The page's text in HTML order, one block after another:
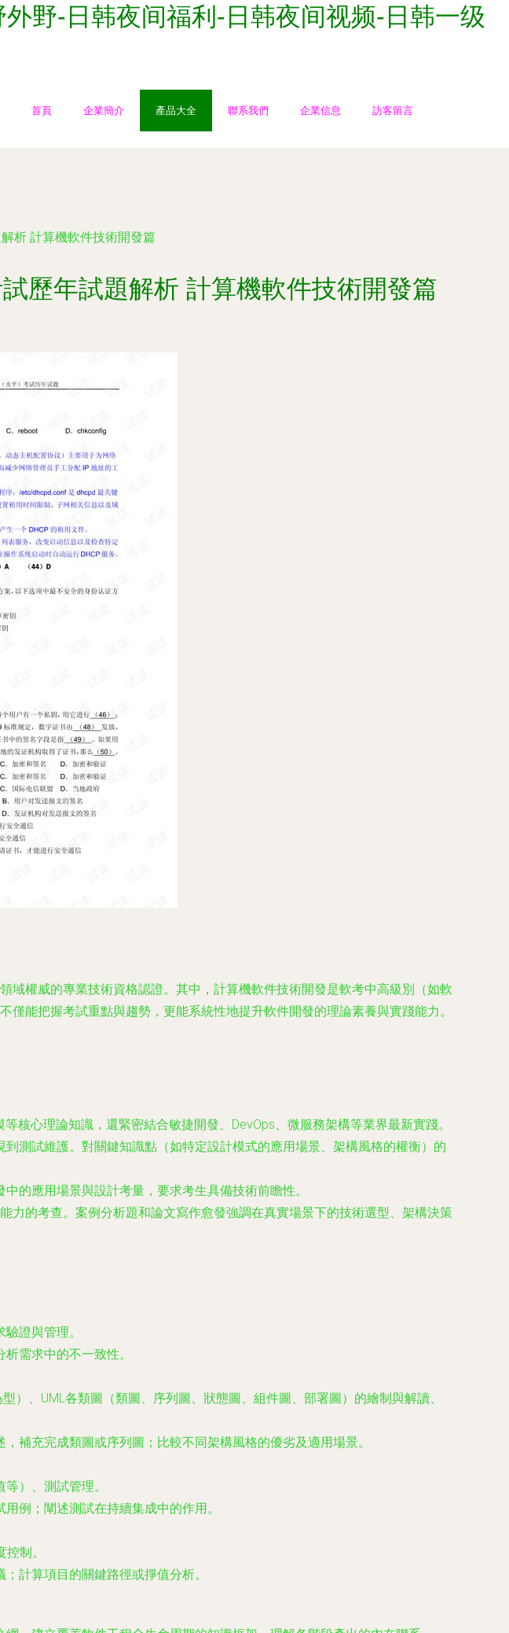
野-日韩夜间福利-日韩夜间视频-日韩一级
首頁 企業簡介 產品大全 聯系我們 企業信息 訪客留言
析 計算機軟件技術開發篇
歷年試題解析 計算機軟件技術開發篇
權威的專業技術資格認證。其中，計算機軟件技術開發是軟考中高級別（如軟
能把握考試重點與趨勢，更能系統性地提升軟件開發的理論素養與實踐能力。
核心理論知識，還緊密結合敏捷開發、DevOps、微服務架構等業界最新實踐。
測試維護。對關鍵知識點（如特定設計模式的應用場景、架構風格的權衡）的
的應用場景與設計考量，要求考生具備技術前瞻性。
的考查。案例分析題和論文寫作愈發強調在真實場景下的技術選型、架構決策
證與管理。
需求中的不一致性。
）、UML各類圖（類圖、序列圖、狀態圖、組件圖、部署圖）的繪制與解讀、
補充完成類圖或序列圖；比較不同架構風格的優劣及適用場景。
）、測試管理。
例；闡述測試在持續集成中的作用。
制。
計算項目的關鍵路徑或掙值分析。